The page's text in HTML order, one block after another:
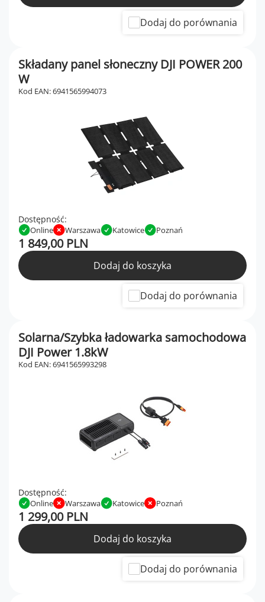
Dodaj do porównania
Składany panel słoneczny DJI POWER 200
W
Kod EAN: 6941565994073
Dostępność:
Online Warszawa Katowice Poznań
1 849,00 PLN
Dodaj do koszyka
Dodaj do porównania
Solarna/Szybka ładowarka samochodowa
DJI Power 1.8kW
Kod EAN: 6941565993298
Dostępność:
Online Warszawa Katowice Poznań
1 299,00 PLN
Dodaj do koszyka
Dodaj do porównania